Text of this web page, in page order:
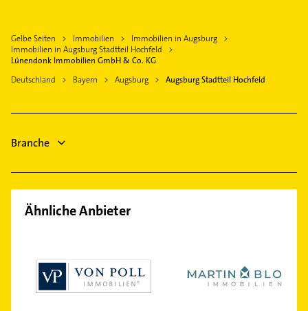
Oberhausen
Pfersee
Königsbrunn bei Augsburg
Bobingen
Aystetten
Phoniatrie
Rohrreinigung
Physikalische Therapie
Physiotherapie
Krankengymnastik
Ärztehaus
Gelbe Seiten Immobilien
Immobilien in Augsburg
Immobilien in Augsburg Stadtteil Hochfeld
Lünendonk Immobilien GmbH & Co. KG
Deutschland
Bayern Augsburg Augsburg Stadtteil Hochfeld
Branche
Ähnliche Anbieter